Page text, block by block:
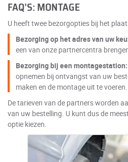
FAQ’S: MONTAGE
U heeft twee bezorgopties bij het
Bezorging op het adres van uw
een van onze partnercentra
Bezorging bij een montagestation:
opnemen bij ontvangst van uw
maken en de montage uit te voeren.
De tarieven van de partners worden
van uw bestelling. U kunt dus de
optie kiezen.